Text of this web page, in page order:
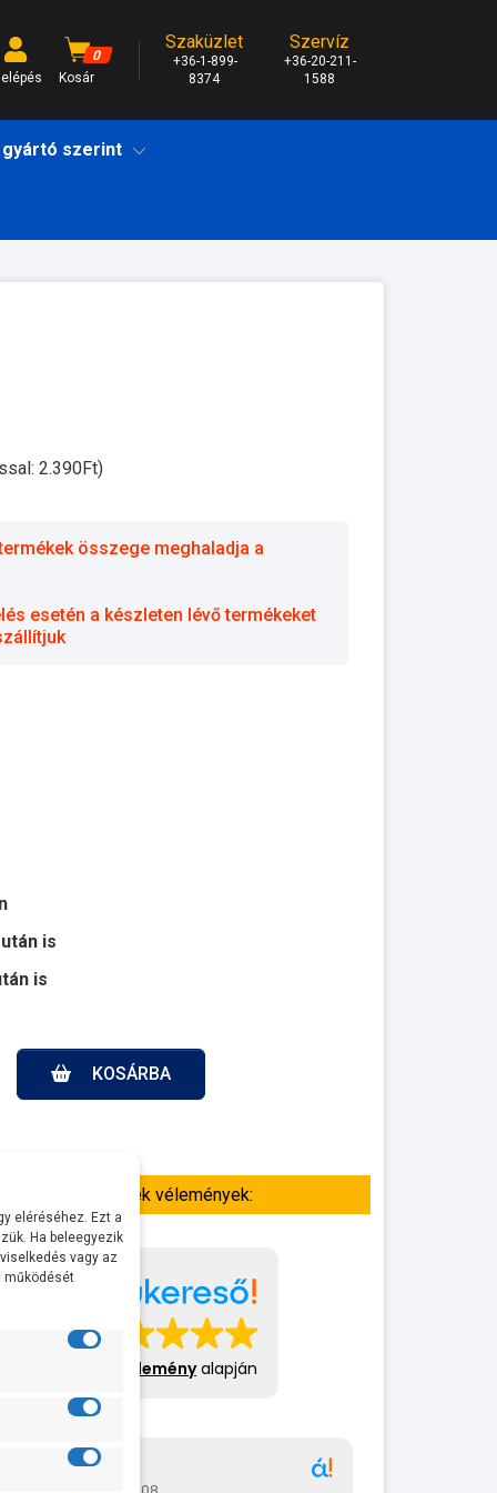
0
Kosár
Szaküzlet
+36-1-899-
8374
Szervíz
+36-20-211-
1588
szerint
2.390Ft)
összege meghaladja a
esetén a készleten lévő termékeket
is
is
KOSÁRBA
Termék vélemények:
413 véleményalapján
Gábor
eléréséhez. Ezt a
Ha beleegyezik
vagy az
működését